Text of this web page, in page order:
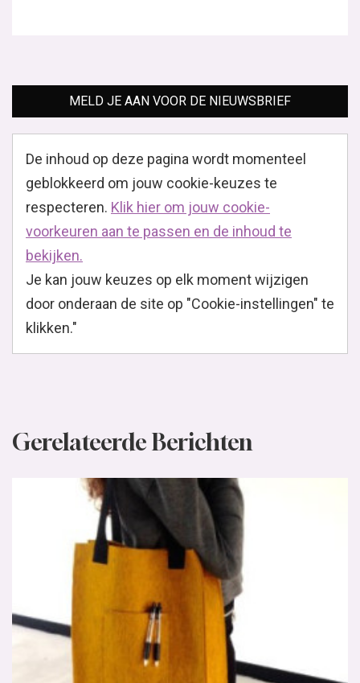
MELD JE AAN VOOR DE NIEUWSBRIEF
De inhoud op deze pagina wordt momenteel
geblokkeerd om jouw cookie-keuzes te
respecteren. Klik hier om jouw cookie-
voorkeuren aan te passen en de inhoud te
bekijken.
Je kan jouw keuzes op elk moment wijzigen
door onderaan de site op "Cookie-instellingen" te
klikken."
Gerelateerde Berichten